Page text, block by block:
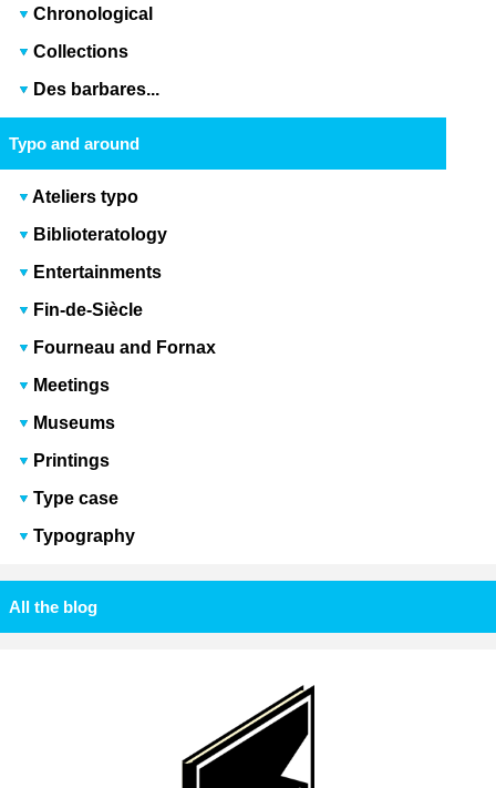
Chronological
Collections
Des barbares...
Typo and around
Ateliers typo
Biblioteratology
Entertainments
Fin-de-Siècle
Fourneau and Fornax
Meetings
Museums
Printings
Type case
Typography
All the blog